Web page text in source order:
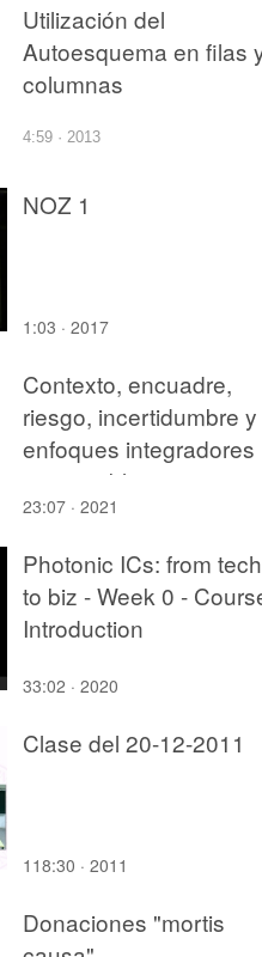
Utilización del
Autoesquema en filas
columnas
4:59 · 2013
NOZ 1
1:03 · 2017
Contexto, encuadre,
riesgo, incertidumbre y
enfoques integradores
para problemas
complejos de
23:07 · 2021
Photonic ICs: from tech
to biz - Week 0 -
Introduction
33:02 · 2020
Clase del 20-12-2011
118:30 · 2011
Donaciones "mortis